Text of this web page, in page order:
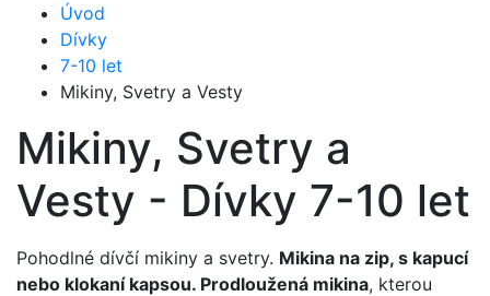
Úvod
Dívky
7-10 let
Mikiny, Svetry a Vesty
Mikiny, Svetry a
Vesty - Dívky 7-10 let
Pohodlné dívčí mikiny a svetry. Mikina na zip, s kapucí
nebo klokaní kapsou. Prodloužená mikina, kterou